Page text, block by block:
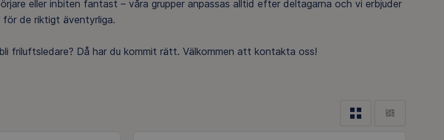
eller inbiten fantast – våra grupper anpassas alltid efter deltagarna och vi erbjuder
för de riktigt äventyrliga.
friluftsledare? Då har du kommit rätt. Välkommen att kontakta oss!